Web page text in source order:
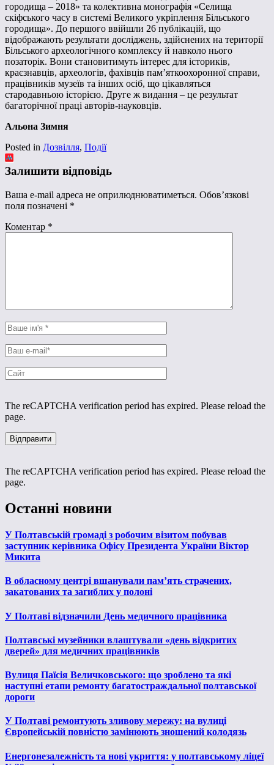
городища – 2018» та колективна монографія «Селища
скіфського часу в системі Великого укріплення Більського
городища». До першого ввійшли 26 публікацій, що
відображають результати досліджень, здійснених на території
Більського археологічного комплексу й навколо нього
позаторік. Вони становитимуть інтерес для істориків,
краєзнавців, археологів, фахівців пам’яткоохоронної справи,
працівників музеїв та інших осіб, що цікавляться
стародавньою історією. Друге ж видання – це результат
багаторічної праці авторів-науковців.
Альона Зимня
Posted in Дозвілля, Події
Залишити відповідь
Ваша e-mail адреса не оприлюднюватиметься. Обов’язкові
поля позначені *
Коментар *
The reCAPTCHA verification period has expired. Please reload the
page.
The reCAPTCHA verification period has expired. Please reload the
page.
Останні новини
У Полтавській громаді з робочим візитом побував
заступник керівника Офісу Президента України Віктор
Микита
В обласному центрі вшанували пам’ять страчених,
закатованих та загиблих у полоні
У Полтаві відзначили День медичного працівника
Полтавські музейники влаштували «день відкритих
дверей» для медичних працівників
Вулиця Паїсія Величковського: що зроблено та які
наступні етапи ремонту багатостраждальної полтавської
дороги
У Полтаві ремонтують зливову мережу: на вулиці
Європейській повністю замінюють зношений колодязь
Енергонезалежність та нові укриття: у полтавському ліцеї